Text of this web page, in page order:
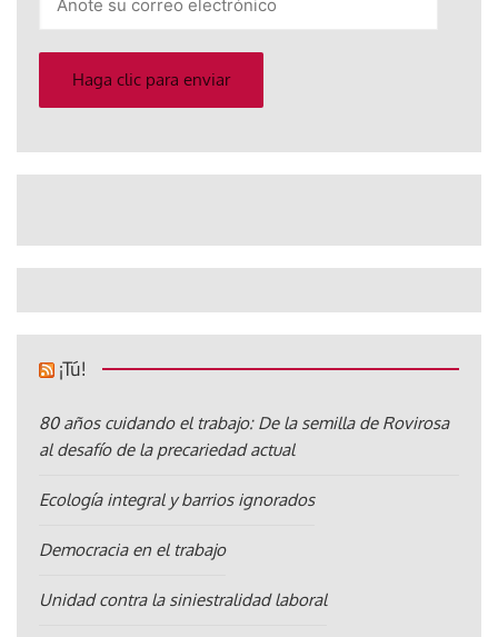
electrónico
Haga clic para enviar
¡Tú!
80 años cuidando el trabajo: De la semilla de Rovirosa
al desafío de la precariedad actual
Ecología integral y barrios ignorados
Democracia en el trabajo
Unidad contra la siniestralidad laboral